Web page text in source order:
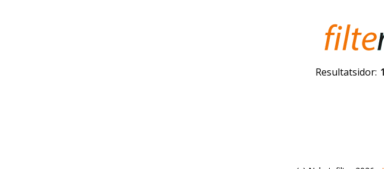
Resultatsidor: 1